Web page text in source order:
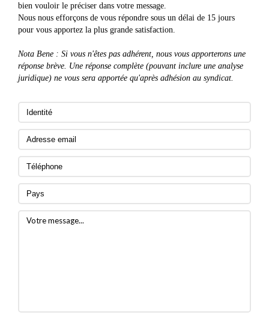
bien vouloir le préciser dans votre message.
Nous nous efforçons de vous répondre sous un délai de 15 jours
pour vous apportez la plus grande satisfaction.
Nota Bene : Si vous n'êtes pas adhérent, nous vous apporterons une
réponse brève. Une réponse complète (pouvant inclure une analyse
juridique) ne vous sera apportée qu'après adhésion au syndicat.